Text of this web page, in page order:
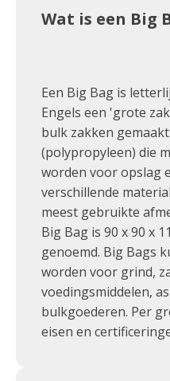
Wat is een Big
Een Big Bag is
Engels een 'grote
bulk zakken
(polypropyleen) die
worden voor opslag
verschillende
meest gebruikte
Big Bag is 90 x 90 x
genoemd. Big Bags
worden voor grind,
voedingsmiddelen,
bulkgoederen. Per
eisen en